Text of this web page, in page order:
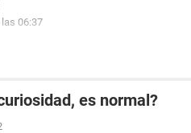
06:37
es normal?